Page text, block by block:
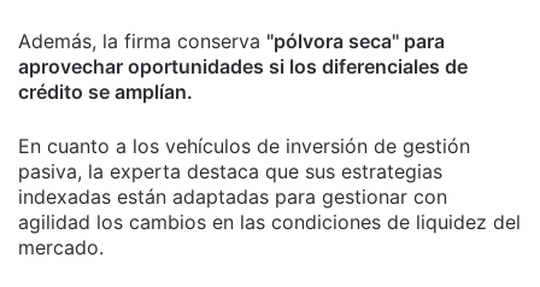
Además, la firma conserva "pólvora seca" para
aprovechar oportunidades si los diferenciales de
crédito se amplían.
En cuanto a los vehículos de inversión de gestión
pasiva, la experta destaca que sus estrategias
indexadas están adaptadas para gestionar con
agilidad los cambios en las condiciones de liquidez del
mercado.